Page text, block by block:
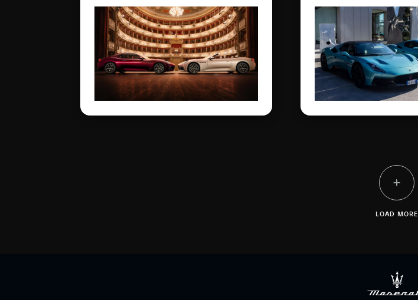
Rückkehr der Produktion
des Maserati GranTurismo
und des GranCabrio in das
Werk Viale Ciro Menotti
gebührend gefeiert. Zu
den Höhepunkten des
opulenten Programms
gehörte ein mitreißender
Auftritt von Roberto Bolle.
LOAD MORE